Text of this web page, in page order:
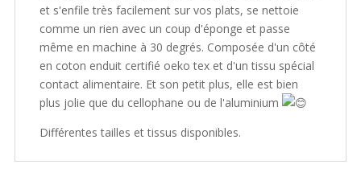
et s'enfile très facilement sur vos plats, se nettoie
comme un rien avec un coup d'éponge et passe
même en machine à 30 degrés. Composée d'un côté
en coton enduit certifié oeko tex et d'un tissu spécial
contact alimentaire. Et son petit plus, elle est bien
plus jolie que du cellophane ou de l'aluminium
Différentes tailles et tissus disponibles.